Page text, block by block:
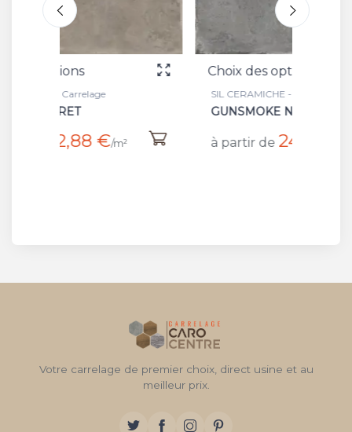
Choix des options
SIL CERAMICHE - Carrelage
à partir de 24 €
Votre carrelage de premier choix, direct usine et au
meilleur prix.